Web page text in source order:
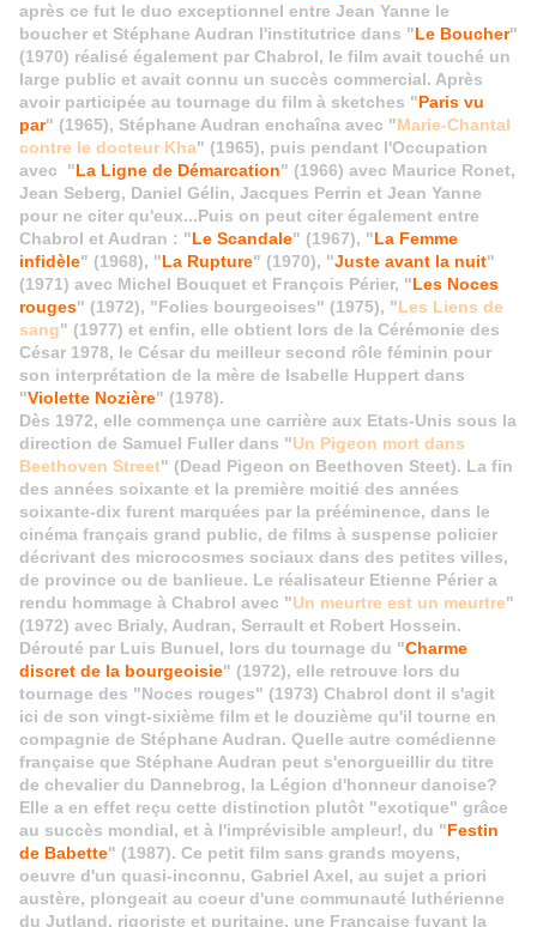
après ce fut le duo exceptionnel entre Jean Yanne le
boucher et Stéphane Audran l'institutrice dans "Le Boucher"
(1970) réalisé également par Chabrol, le film avait touché un
large public et avait connu un succès commercial. Après
avoir participée au tournage du film à sketches "Paris vu
par" (1965), Stéphane Audran enchaîna avec "Marie-Chantal
contre le docteur Kha" (1965), puis pendant l'Occupation
avec "La Ligne de Démarcation" (1966) avec Maurice Ronet,
Jean Seberg, Daniel Gélin, Jacques Perrin et Jean Yanne
pour ne citer qu'eux...Puis on peut citer également entre
Chabrol et Audran : "Le Scandale" (1967), "La Femme
infidèle" (1968), "La Rupture" (1970), "Juste avant la nuit"
(1971) avec Michel Bouquet et François Périer, "Les Noces
rouges" (1972), "Folies bourgeoises" (1975), "Les Liens de
sang" (1977) et enfin, elle obtient lors de la Cérémonie des
César 1978, le César du meilleur second rôle féminin pour
son interprétation de la mère de Isabelle Huppert dans
"Violette Nozière" (1978).
Dès 1972, elle commença une carrière aux Etats-Unis sous la
direction de Samuel Fuller dans "Un Pigeon mort dans
Beethoven Street" (Dead Pigeon on Beethoven Steet). La fin
des années soixante et la première moitié des années
soixante-dix furent marquées par la prééminence, dans le
cinéma français grand public, de films à suspense policier
décrivant des microcosmes sociaux dans des petites villes,
de province ou de banlieue. Le réalisateur Etienne Périer a
rendu hommage à Chabrol avec "Un meurtre est un meurtre"
(1972) avec Brialy, Audran, Serrault et Robert Hossein.
Dérouté par Luis Bunuel, lors du tournage du "Charme
discret de la bourgeoisie" (1972), elle retrouve lors du
tournage des "Noces rouges" (1973) Chabrol dont il s'agit
ici de son vingt-sixième film et le douzième qu'il tourne en
compagnie de Stéphane Audran. Quelle autre comédienne
française que Stéphane Audran peut s'enorgueillir du titre
de chevalier du Dannebrog, la Légion d'honneur danoise?
Elle a en effet reçu cette distinction plutôt "exotique" grâce
au succès mondial, et à l'imprévisible ampleur!, du "Festin
de Babette" (1987). Ce petit film sans grands moyens,
oeuvre d'un quasi-inconnu, Gabriel Axel, au sujet a priori
austère, plongeait au coeur d'une communauté luthérienne
du Jutland, rigoriste et puritaine, une Française fuyant la